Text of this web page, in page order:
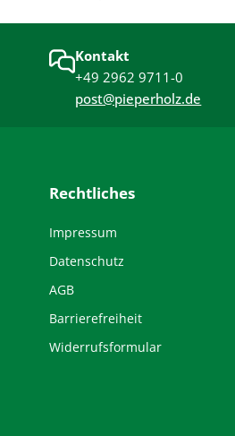
– für langfristige
Kontakt
+49 2962 9711-0
post@pieperholz.de
Rechtliches
Impressum
Datenschutz
AGB
Barrierefreiheit
Widerrufsformular